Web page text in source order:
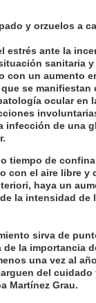
y orzuelos a
ante la
sanitaria
con un aumento
se manifiestan
ocular en
infección de una
tiempo de
con el aire libre y
haya un
la intensidad de
sirva de
la importancia
una vez al
del
Martínez Grau.